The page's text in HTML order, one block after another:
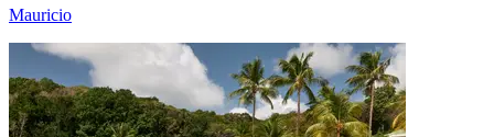
Mauricio